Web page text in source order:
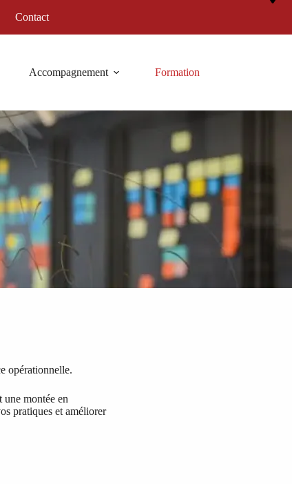
Contact
Accompagnement Formation
opérationnelle.
une montée en
pratiques et améliorer